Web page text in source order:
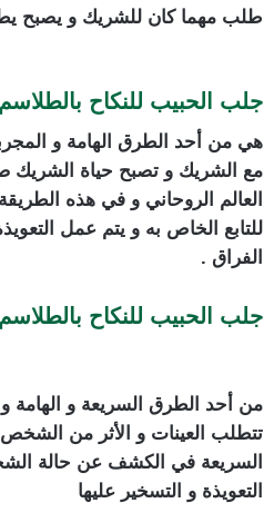
طلب مهما كان للشريك و يصبح
جلب الحبيب للنكاح
هي من أحد الطرق الهامة و
مع الشريك و تصبح حياة الشريك
العالم الروحاني و في هذه
للتابع الخاص به و يتم عمل
الفراق .
جلب الحبيب للنكاح
من أحد الطرق السريعة و الهامة
تتطلب العينات و الأثر من الشخص
السريعة في الكشف عن حالة
التعويذة و التسخير عليها